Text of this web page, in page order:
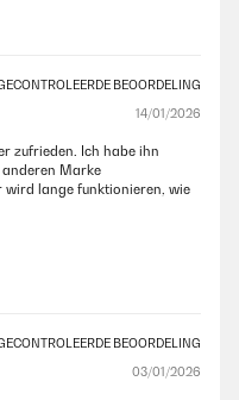
BEOORDELING
14/01/2026
zufrieden. Ich habe ihn
Marke
wird lange funktionieren, wie
BEOORDELING
03/01/2026